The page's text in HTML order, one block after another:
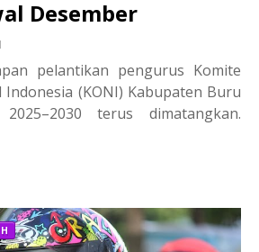
Desember
pelantikan pengurus Komite
(KONI) Kabupaten Buru
terus dimatangkan.